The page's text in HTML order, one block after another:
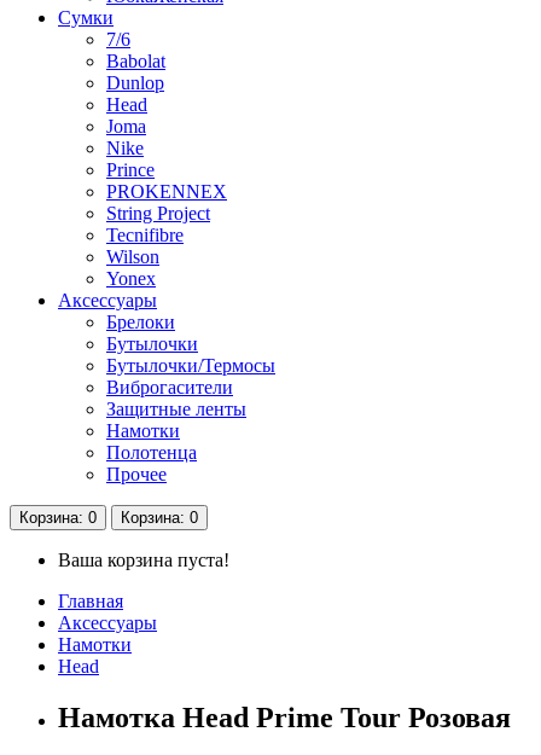
Сумки
7/6
Babolat
Dunlop
Head
Joma
Nike
Prince
PROKENNEX
String Project
Tecnifibre
Wilson
Yonex
Аксессуары
Брелоки
Бутылочки
Бутылочки/Термосы
Виброгасители
Защитные ленты
Намотки
Полотенца
Прочее
Корзина: 0 Корзина: 0
Ваша корзина пуста!
Главная
Аксессуары
Намотки
Head
Намотка Head Prime Tour Розовая